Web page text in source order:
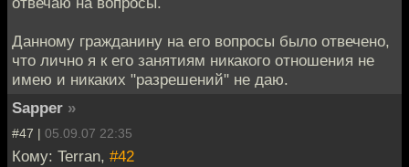
Данному гражданину на его вопросы было отвечено,
что лично я к его занятиям никакого отношения не
имею и никаких "разрешений" не даю.
Sapper »
#47 | 05.09.07 22:35
Кому: Terran, #42